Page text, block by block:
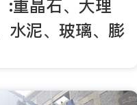
:重晶石、大理
水泥、玻璃、膨